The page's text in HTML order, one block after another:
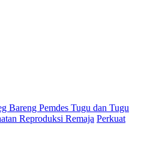
Bareng Pemdes Tugu dan Tugu
Reproduksi Remaja Perkuat